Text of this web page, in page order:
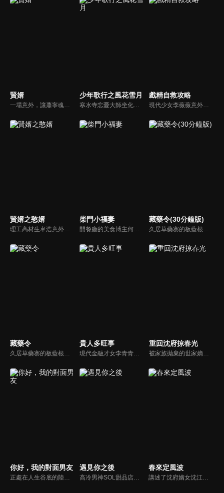
賢婿 少年歌行之風花雪月
寒水寺忘憂大師坐化後，一口神秘的黃金棺材入世，掀起江湖紛爭。各方勢力針鋒相對，雷無桀、蕭瑟、唐蓮、司空千落、天女蕊等相繼捲入爭端，一場圍繞黃金棺材的故事即將上演，策馬江湖夢，倚劍踏歌行，黃金棺材的秘密，逐漸浮現...
戲精自救攻略
現代少女李薇薇意外變身平陽世子妃，在無限流循環世界裏，拯救世子夫君沈懷瑾。兩人歷經磨難終於有情人終成眷屬的故事。
賢婿之憨婿 柴門小福妻
開餐廳的美食博主何青青意外跌倒後，穿越到了古代田園。從賺錢還債、先婚後愛到萌娃養成，還收穫了傅清淮的真摯感情。就在她事業、親情、愛情三全的時候，卻面臨著是要離開這裏回去現代生活，還是拋開過去留下與傅清淮、孩子們在一起的艱難抉擇……
藏藥令(30分鐘版)
藏藥令
久居草藥寨的板藍根精怪〈小藍〉，意外救下了突破草藥寨結界的醫官〈阿九〉，阿九除了是倍受敬仰的九神醫，其實他的隱藏身份是抓捕草藥精怪的上清司統領〈玖冥〉。小藍與阿九意外結為同死同傷的靈配關係，就此展開了一場貓鼠遊戲，並由此揭開了二人前世今生的兩世牽絆。
貴人多旺事
現代金融才女李青青穿越古代，成為車騎將軍潘陽之妻。原想着安穩度日，豈料平靜不過三載，夫君竟攜外室李沐顏一同歸家。與此同時，一樁李家身世互換的秘聞亦隨之曝光—李沐顏才是真正的李家千金。面對夫君與身份的雙重背棄，李青青從容化解後宅鬧劇，憑藉現代金融智慧，一步步闖出屬於自己的逆襲之路。
重回沈府掠春光
被家族抛棄的世家嫡女沈千初為了替至親報仇重回沈府，與桀骜不馴的許家二世子許星北機緣相遇，兩人從冤家路窄到心心相惜，在一次次並肩闖關破局中，互生難以割捨的情愫，終成眷屬。
你好，我的對面男友
正處在人生谷底的陸紛紛，雖然擁有絕對味覺的天賦，同時懷抱著成為紅酒大師的夢想，卻只能做著一份超市紅酒促銷員的工作。機緣巧合下，她救下了安達集團總裁許明辰。一個意外的吻，兩人聯絡的命運之門從此開啟，陸紛紛的吻成為了許明辰返老還童怪病唯一的「解藥」...
遇見你之後
高冷男神SOL甜品店店長程慕邂逅元氣美食博主江思晗。原本毫無交集的二人因為甜品和萌娃睿睿，誤打誤撞開啟了一段一家三口的幸福生活。
春來定風波
講述了沈府嫡女沈江離至純至善，成婚夜被設計與二少主陸景明有夫妻之實，還遭陷害禁足祠堂。分娩遇難被救後兒子焱焱卻有頑疾，藥只有陸家有，沈江離為救子重回陸府。她打臉刁難者，揭開當年被陷害的陰謀，也解開與陸景明的誤會，焱焱則神助攻兩人破鏡重圓。